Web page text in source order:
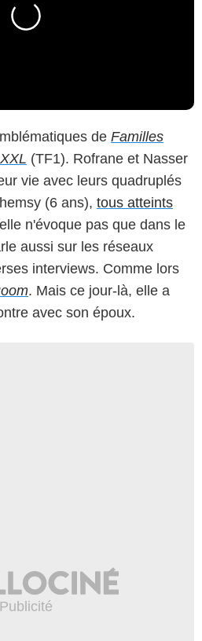
de Familles
(TF1). Rofrane et Nasser
vie avec leurs quadruplés
(6 ans), tous atteints
n'évoque pas que dans le
aussi sur les réseaux
interviews. Comme lors
. Mais ce jour-là, elle a
avec son époux.